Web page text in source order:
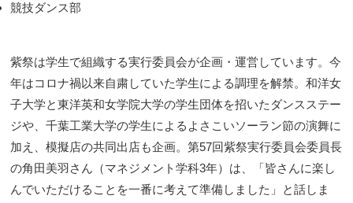
競技ダンス部
紫祭は学生で組織する実行委員会が企画・運営しています。今
年はコロナ禍以来自粛していた学生による調理を解禁。和洋女
子大学と東洋英和女学院大学の学生団体を招いたダンスステー
ジや、千葉工業大学の学生によるよさこいソーラン節の演舞に
加え、模擬店の共同出店も企画。第57回紫祭実行委員会委員長
の角田美羽さん（マネジメント学科3年）は、「皆さんに楽し
んでいただけることを一番に考えて準備しました」と話しま